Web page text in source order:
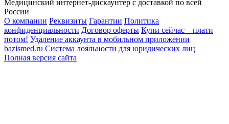
Медицинский интернет-дискаунтер с доставкой по всей
России
О компании Реквизиты Гарантии Политика
конфиденциальности Договор оферты Купи сейчас – плати
потом! Удаление аккаунта в мобильном приложении
bazismed.ru Система лояльности для юридических лиц
Полная версия сайта